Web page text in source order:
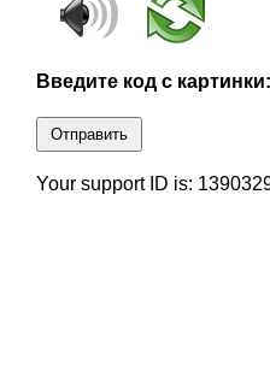
Введите код с картинки:
Отправить
Your support ID is: